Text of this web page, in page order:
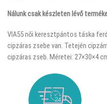
Nálunk csak készleten lévő
VIA55 női keresztpántos táska
cipzáras zsebe van. Tetején
cipzáras zseb. Méretei: 27×30×4